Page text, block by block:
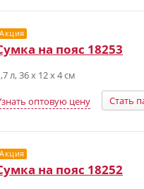
Акция
на пояс 18253
л, 36 x 12 x 4 см
оптовую цену Стать
Акция
на пояс 18252